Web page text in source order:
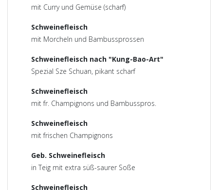
mit Curry und Gemüse (scharf)
Schweinefleisch
mit Morcheln und Bambussprossen
Schweinefleisch nach "Kung-Bao-Art"
Spezial Sze Schuan, pikant scharf
Schweinefleisch
mit fr. Champignons und Bambusspros.
Schweinefleisch
mit frischen Champignons
Geb. Schweinefleisch
in Teig mit extra süß-saurer Soße
Schweinefleisch